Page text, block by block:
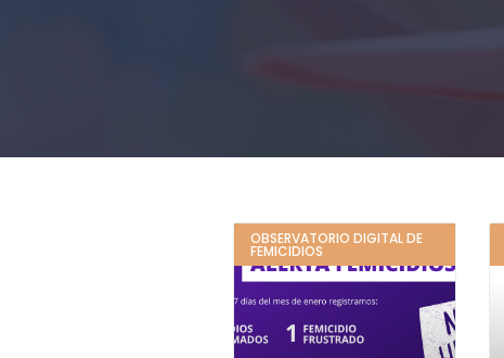
OBSERVATORIO DIGITAL DE
FEMICIDIOS